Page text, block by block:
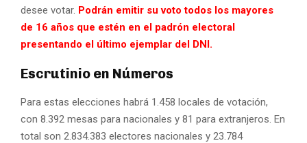
desee votar. Podrán emitir su voto todos los mayores
de 16 años que estén en el padrón electoral
presentando el último ejemplar del DNI.
Escrutinio en Números
Para estas elecciones habrá 1.458 locales de votación,
con 8.392 mesas para nacionales y 81 para extranjeros. En
total son 2.834.383 electores nacionales y 23.784